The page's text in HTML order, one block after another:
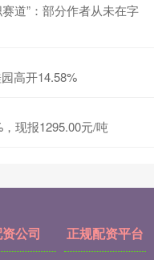
道”：部分作者从未在字
高开14.58%
现报1295.00元/吨
公司 正规配资平台